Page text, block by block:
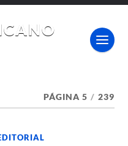
PÁGINA 5 / 239